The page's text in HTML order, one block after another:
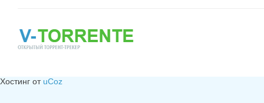
Хостинг от uCoz